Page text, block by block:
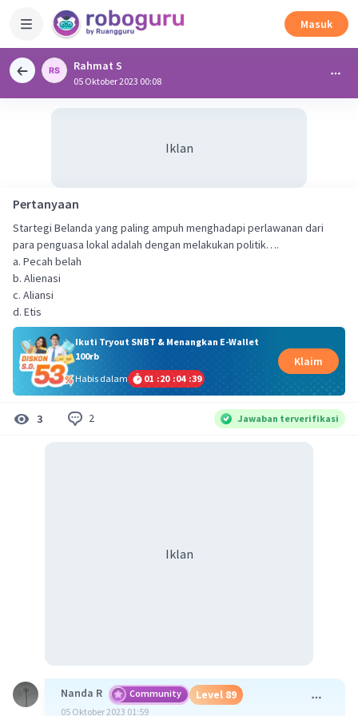
Masuk
Rahmat S
05 Oktober 2023 00:08
Iklan
Pertanyaan
Startegi Belanda yang paling ampuh menghadapi perlawanan dari
para penguasa lokal adalah dengan melakukan politik….
a. Pecah belah
b. Alienasi
c. Aliansi
d. Etis
Ikuti Tryout SNBT & Menangkan E-Wallet
100rb
Habis dalam
01 :20 :04 :38
Klaim
3 2 Jawaban terverifikasi
Iklan
Nanda R Community Level 89
05 Oktober 2023 01:59